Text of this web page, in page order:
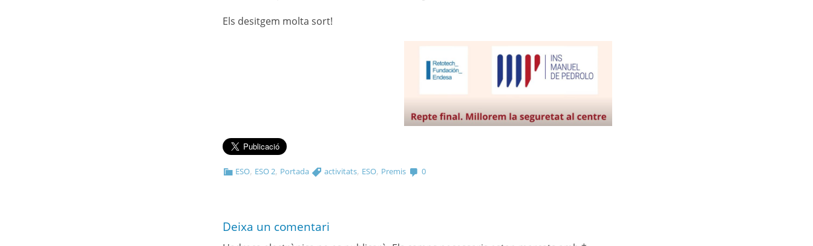
Els desitgem molta sort!
ESO, ESO 2, Portada activitats, ESO, Premis 0
Deixa un comentari